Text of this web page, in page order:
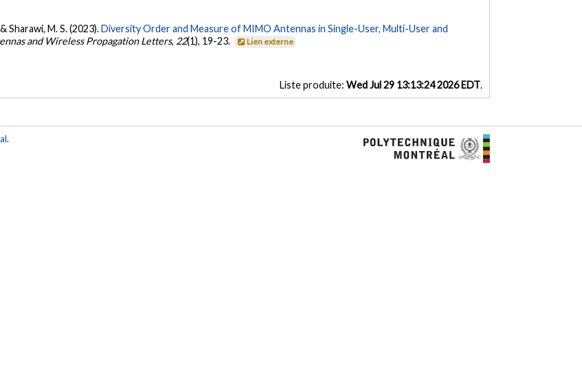
Sharawi, M. S. (2023).Diversity Order and Measure of MIMO Antennas in Single-User, Multi-User and
and Wireless Propagation Letters, 22(1), 19-23. Lien externe
Liste produite: Wed Jul 29 13:13:24 2026 EDT.
.